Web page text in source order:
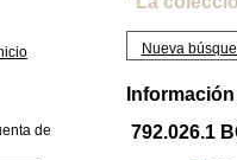
Nueva
792.026.1
de